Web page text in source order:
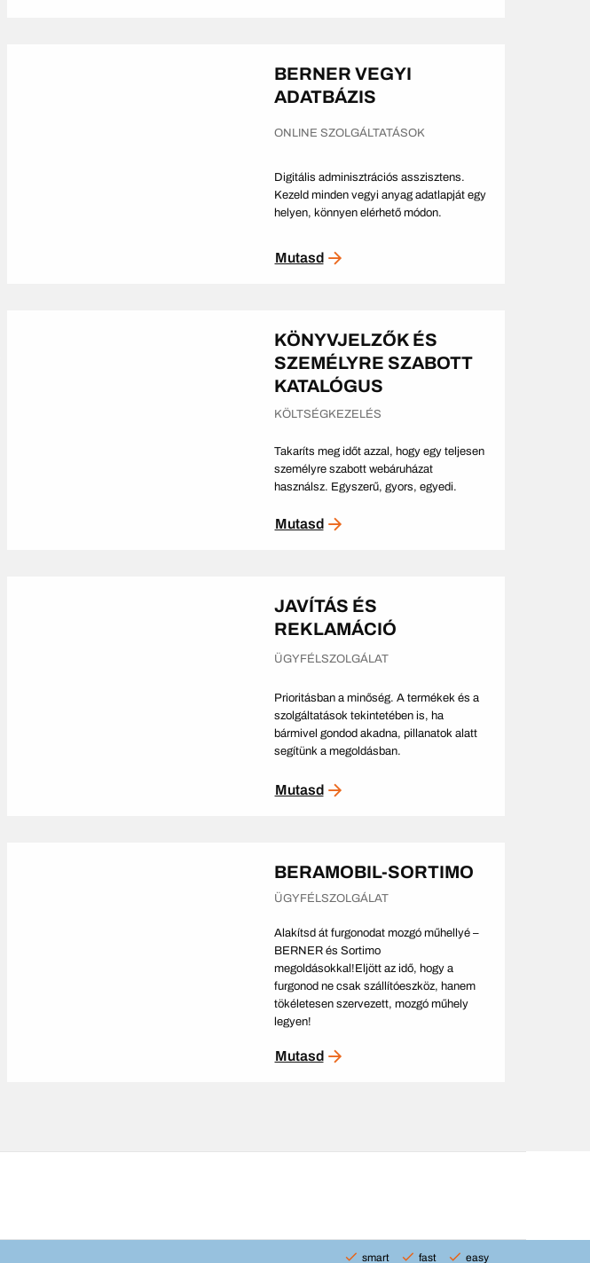
BERNER VEGYI
ADATBÁZIS
ONLINE SZOLGÁLTATÁSOK
Digitális adminisztrációs asszisztens.
Kezeld minden vegyi anyag adatlapját egy
helyen, könnyen elérhető módon.
Mutasd
KÖNYVJELZŐK ÉS
SZEMÉLYRE SZABOTT
KATALÓGUS
KÖLTSÉGKEZELÉS
Takaríts meg időt azzal, hogy egy teljesen
személyre szabott webáruházat
használsz. Egyszerű, gyors, egyedi.
Mutasd
JAVÍTÁS ÉS
REKLAMÁCIÓ
ÜGYFÉLSZOLGÁLAT
Prioritásban a minőség. A termékek és a
szolgáltatások tekintetében is, ha
bármivel gondod akadna, pillanatok alatt
segítünk a megoldásban.
Mutasd
BERAMOBIL-SORTIMO
ÜGYFÉLSZOLGÁLAT
Alakítsd át furgonodat mozgó műhellyé –
BERNER és Sortimo
megoldásokkal!Eljött az idő, hogy a
furgonod ne csak szállítóeszköz, hanem
tökéletesen szervezett, mozgó műhely
legyen!
Mutasd
smart fast easy